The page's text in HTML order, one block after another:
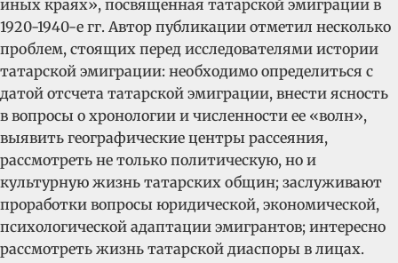
иных краях», посвященная татарской эмиграции в
1920-1940-е гг. Автор публикации отметил несколько
проблем, стоящих перед исследователями истории
татарской эмиграции: необходимо определиться с
датой отсчета татарской эмиграции, внести ясность
в вопросы о хронологии и численности ее «волн»,
выявить географические центры рассеяния,
рассмотреть не только политическую, но и
культурную жизнь татарских общин; заслуживают
проработки вопросы юридической, экономической,
психологической адаптации эмигрантов; интересно
рассмотреть жизнь татарской диаспоры в лицах.